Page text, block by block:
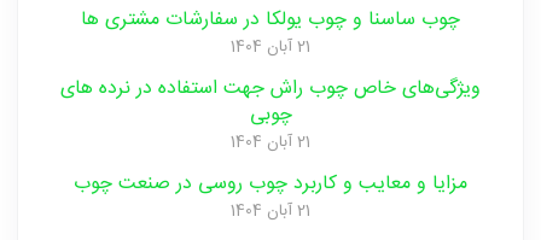
چوبی
چوب ساسنا و چوب یولکا در سفارشات مشتری ها
21 آبان 1404
ویژگی‌های خاص چوب راش جهت استفاده در نرده های
چوبی
21 آبان 1404
مزایا و‌ معایب و‌ کاربرد چوب روسی در صنعت ‌چوب
21 آبان 1404